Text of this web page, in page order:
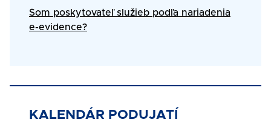
Som poskytovateľ služieb podľa nariadenia
e-evidence?
KALENDÁR PODUJATÍ